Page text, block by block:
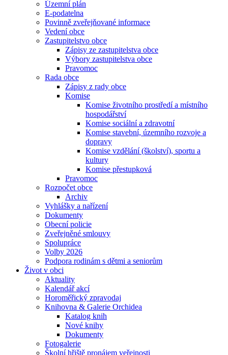
Územní plán
E-podatelna
Povinně zveřejňované informace
Vedení obce
Zastupitelstvo obce
Zápisy ze zastupitelstva obce
Výbory zastupitelstva obce
Pravomoc
Rada obce
Zápisy z rady obce
Komise
Komise životního prostředí a místního
hospodářství
Komise sociální a zdravotní
Komise stavební, územního rozvoje a
dopravy
Komise vzdělání (školství), sportu a
kultury
Komise přestupková
Pravomoc
Rozpočet obce
Archiv
Vyhlášky a nařízení
Dokumenty
Obecní policie
Zveřejněné smlouvy
Spolupráce
Volby 2026
Podpora rodinám s dětmi a seniorům
Život v obci
Aktuality
Kalendář akcí
Horoměřický zpravodaj
Knihovna & Galerie Orchidea
Katalog knih
Nové knihy
Dokumenty
Fotogalerie
Školní hřiště pronájem veřejnosti